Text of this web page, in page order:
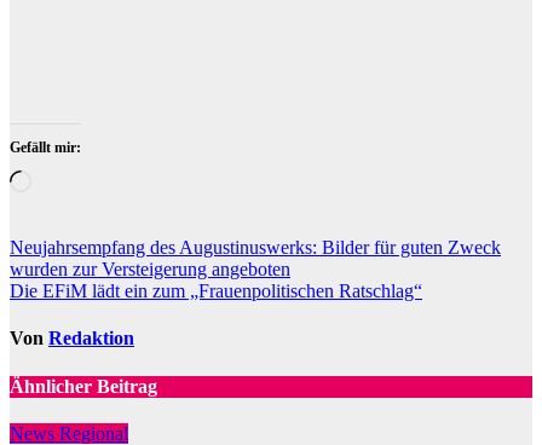
Gefällt mir:
Beitragsnavigation
Neujahrsempfang des Augustinuswerks: Bilder für guten Zweck
wurden zur Versteigerung angeboten
Die EFiM lädt ein zum „Frauenpolitischen Ratschlag“
Von Redaktion
Ähnlicher Beitrag
News Regional